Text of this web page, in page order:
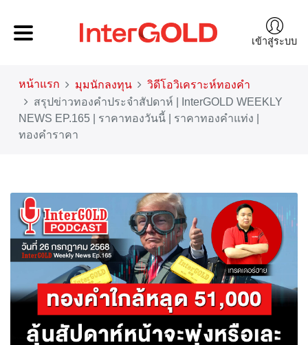
เข้าสู่ระบบ
หน้าแรก มุมนักลงทุน
วิดีโอวิเคราะห์ทองคำ
สรุปข่าวทองคำประจำสัปดาห์ | InterGOLD WEEKLY
NEWS EP.165 | ราคาทองวันนี้ | ราคาทองคำแท่ง |
ทองคำราคา